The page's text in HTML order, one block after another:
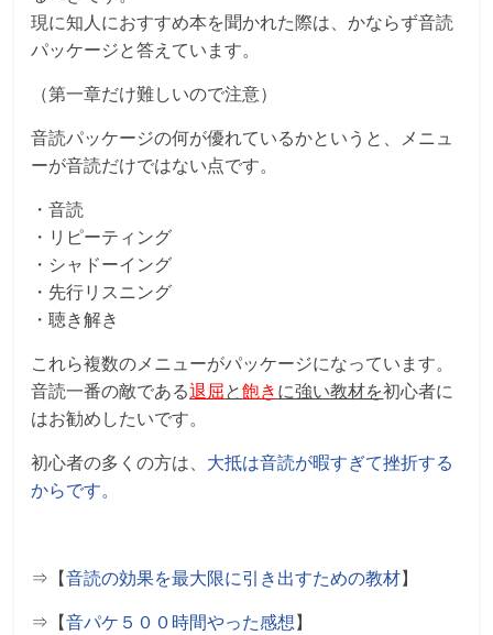
現に知人におすすめ本を聞かれた際は、かならず音読
パッケージと答えています。
（第一章だけ難しいので注意）
音読パッケージの何が優れているかというと、メニュ
ーが音読だけではない点です。
・音読
・リピーティング
・シャドーイング
・先行リスニング
・聴き解き
これら複数のメニューがパッケージになっています。
音読一番の敵である退屈と飽きに強い教材を初心者に
はお勧めしたいです。
初心者の多くの方は、 大抵は音読が暇すぎて挫折する
からです。
⇒【音読の効果を最大限に引き出すための教材】
⇒【音パケ５００時間やった感想】